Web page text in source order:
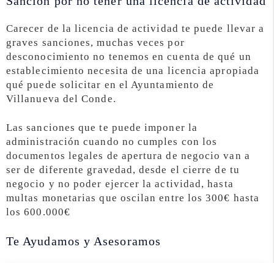
Carecer de la licencia de actividad te puede llevar a
graves sanciones, muchas veces por
desconocimiento no tenemos en cuenta de qué un
establecimiento necesita de una licencia apropiada
qué puede solicitar en el Ayuntamiento de
Villanueva del Conde.
Las sanciones que te puede imponer la
administración cuando no cumples con los
documentos legales de apertura de negocio van a
ser de diferente gravedad, desde el cierre de tu
negocio y no poder ejercer la actividad, hasta
multas monetarias que oscilan entre los 300€ hasta
los 600.000€
Te Ayudamos y Asesoramos